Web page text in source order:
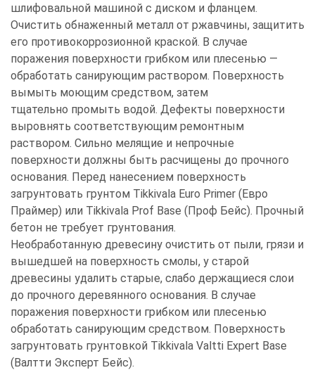
шлифовальной машиной с диском и фланцем.
Очистить обнаженный металл от ржавчины, защитить
его противокоррозионной краской. В случае
поражения поверхности грибком или плесенью —
обработать санирующим раствором. Поверхность
вымыть моющим средством, затем
тщательно промыть водой. Дефекты поверхности
выровнять соответствующим ремонтным
раствором. Сильно мелящие и непрочные
поверхности должны быть расчищены до прочного
основания. Перед нанесением поверхность
загрунтовать грунтом Tikkivala Euro Primer (Евро
Праймер) или Tikkivala Prof Base (Проф Бейс). Прочный
бетон не требует грунтования.
Необработанную древесину очистить от пыли, грязи и
вышедшей на поверхность смолы, у старой
древесины удалить старые, слабо держащиеся слои
до прочного деревянного основания. В случае
поражения поверхности грибком или плесенью
обработать санирующим средством. Поверхность
загрунтовать грунтовкой Tikkivala Valtti Expert Base
(Валтти Эксперт Бейс).